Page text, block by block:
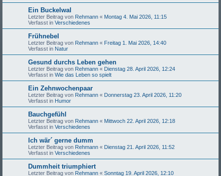
Ein Buckelwal
Letzter Beitrag von Rehmann « Montag 4. Mai 2026, 11:15
Verfasst in Verschiedenes
Frühnebel
Letzter Beitrag von Rehmann « Freitag 1. Mai 2026, 14:40
Verfasst in Natur
Gesund durchs Leben gehen
Letzter Beitrag von Rehmann « Dienstag 28. April 2026, 12:24
Verfasst in Wie das Leben so spielt
Ein Zehnwochenpaar
Letzter Beitrag von Rehmann « Donnerstag 23. April 2026, 11:20
Verfasst in Humor
Bauchgefühl
Letzter Beitrag von Rehmann « Mittwoch 22. April 2026, 12:18
Verfasst in Verschiedenes
Ich wär´ gerne dumm
Letzter Beitrag von Rehmann « Dienstag 21. April 2026, 11:52
Verfasst in Verschiedenes
Dummheit triumphiert
Letzter Beitrag von Rehmann « Sonntag 19. April 2026, 12:10